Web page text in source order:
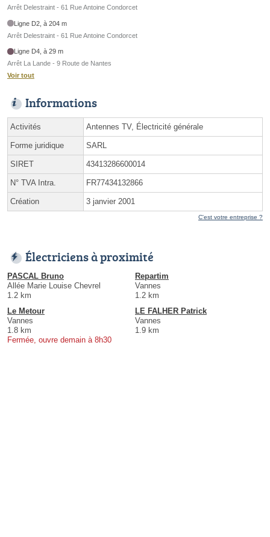
Arrêt Delestraint - 61 Rue Antoine Condorcet
Ligne D2, à 204 m
Arrêt Delestraint - 61 Rue Antoine Condorcet
Ligne D4, à 29 m
Arrêt La Lande - 9 Route de Nantes
Voir tout
Informations
Activités Antennes TV, Électricité générale
Forme juridique SARL
SIRET 43413286600014
N° TVA Intra. FR77434132866
Création 3 janvier 2001
C'est votre entreprise ?
Électriciens à proximité
PASCAL Bruno
Allée Marie Louise Chevrel
1.2 km
Repartim
Vannes
1.2 km
Le Metour
Vannes
1.8 km
Fermée, ouvre demain à 8h30
LE FALHER Patrick
Vannes
1.9 km